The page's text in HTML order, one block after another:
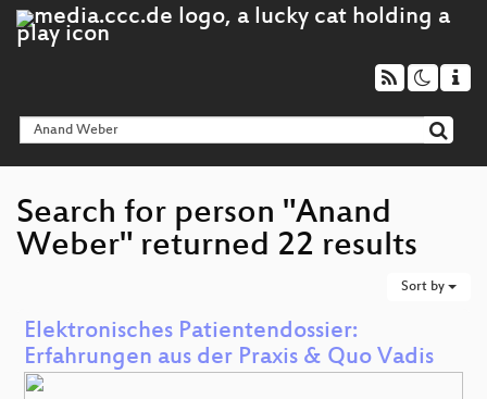
Search for person "Anand
Weber" returned 22 results
Sort by
Elektronisches Patientendossier:
Erfahrungen aus der Praxis & Quo Vadis